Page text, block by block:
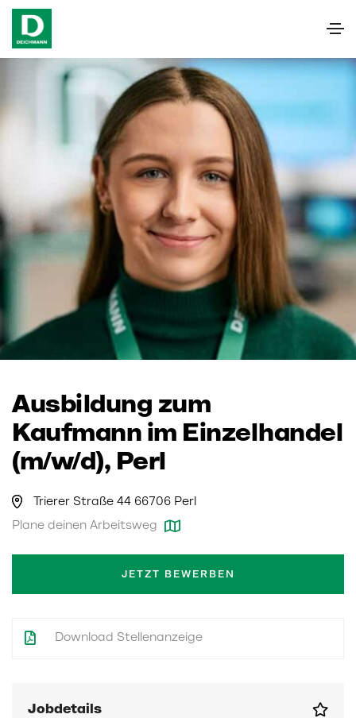
Ausbildung zum
Kaufmann im Einzelhandel
(m/w/d), Perl
Trierer Straße 44 66706 Perl
Plane deinen Arbeitsweg
JETZT BEWERBEN
Download Stellenanzeige
Jobdetails